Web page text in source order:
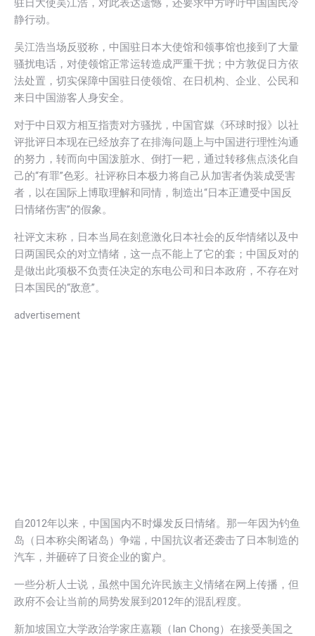
驻日大使吴江浩，对此表达遗憾，还要求中方呼吁中国国民冷
静行动。
吴江浩当场反驳称，中国驻日本大使馆和领事馆也接到了大量
骚扰电话，对使领馆正常运转造成严重干扰；中方敦促日方依
法处置，切实保障中国驻日使领馆、在日机构、企业、公民和
来日中国游客人身安全。
对于中日双方相互指责对方骚扰，中国官媒《环球时报》以社
评批评日本现在已经放弃了在排海问题上与中国进行理性沟通
的努力，转而向中国泼脏水、倒打一耙，通过转移焦点淡化自
己的“有罪”色彩。社评称日本极力将自己从加害者伪装成受害
者，以在国际上博取理解和同情，制造出“日本正遭受中国反
日情绪伤害”的假象。
社评文末称，日本当局在刻意激化日本社会的反华情绪以及中
日两国民众的对立情绪，这一点不能上了它的套；中国反对的
是做出此项极不负责任决定的东电公司和日本政府，不存在对
日本国民的“敌意”。
advertisement
自2012年以来，中国国内不时爆发反日情绪。那一年因为钓鱼
岛（日本称尖阁诸岛）争端，中国抗议者还袭击了日本制造的
汽车，并砸碎了日资企业的窗户。
一些分析人士说，虽然中国允许民族主义情绪在网上传播，但
政府不会让当前的局势发展到2012年的混乱程度。
新加坡国立大学政治学家庄嘉颖（Ian Chong）在接受美国之